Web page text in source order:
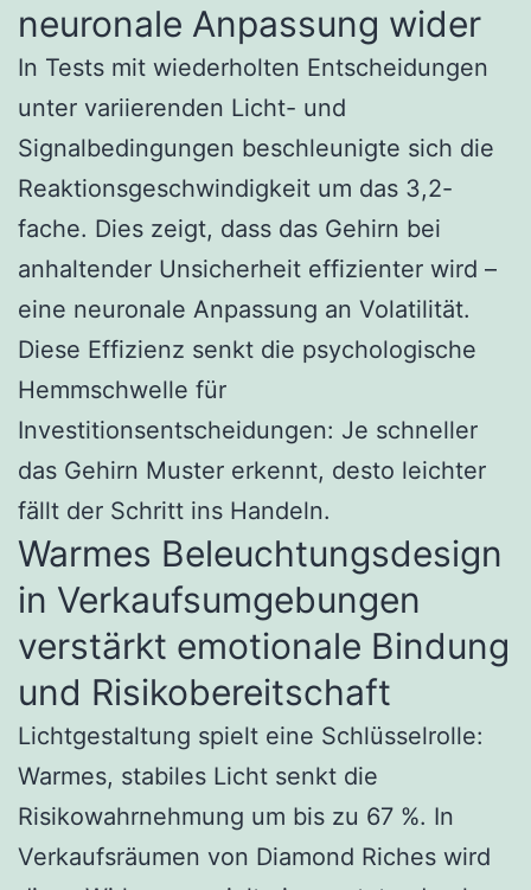
neuronale Anpassung wider
In Tests mit wiederholten Entscheidungen
unter variierenden Licht- und
Signalbedingungen beschleunigte sich die
Reaktionsgeschwindigkeit um das 3,2-
fache. Dies zeigt, dass das Gehirn bei
anhaltender Unsicherheit effizienter wird –
eine neuronale Anpassung an Volatilität.
Diese Effizienz senkt die psychologische
Hemmschwelle für
Investitionsentscheidungen: Je schneller
das Gehirn Muster erkennt, desto leichter
fällt der Schritt ins Handeln.
Warmes Beleuchtungsdesign
in Verkaufsumgebungen
verstärkt emotionale Bindung
und Risikobereitschaft
Lichtgestaltung spielt eine Schlüsselrolle:
Warmes, stabiles Licht senkt die
Risikowahrnehmung um bis zu 67 %. In
Verkaufsräumen von Diamond Riches wird